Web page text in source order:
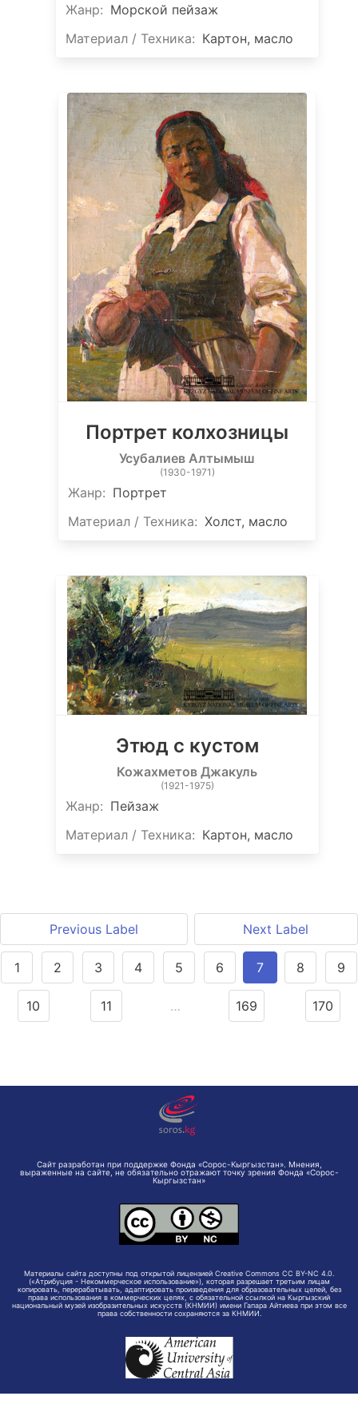
Жанр: Морской пейзаж
Материал / Техника: Картон, масло
Портрет колхозницы
Усубалиев Алтымыш
(1930-1971)
Жанр: Портрет
Материал / Техника: Холст, масло
Этюд с кустом
Кожахметов Джакуль
(1921-1975)
Жанр: Пейзаж
Материал / Техника: Картон, масло
Previous Label Next Label
1 2 3 4 5 6 7 8 9
10 11 … 169 170
Сайт разработан при поддержке Фонда «Сорос-Кыргызстан». Мнения,
выраженные на сайте, не обязательно отражают точку зрения Фонда «Сорос-
Кыргызстан»
Материалы сайта доступны под открытой лицензией Creative Commons CC BY-NC 4.0.
(«Атрибуция - Некоммерческое использование»), которая разрешает третьим лицам
копировать, перерабатывать, адаптировать произведения для образовательных целей, без
права использования в коммерческих целях, с обязательной ссылкой на Кыргызский
национальный музей изобразительных искусств (КНМИИ) имени Гапара Айтиева при этом все
права собственности сохраняются за КНМИИ.